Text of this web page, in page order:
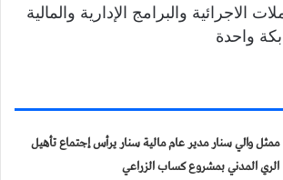
الاجرائية والبرامج الإدارية والمالية
واحدة
ممثل والي سنار مدير عام مالية سنار يرأس إجتماع تأهيل
الري المدني بمشروع كساب الزراعي